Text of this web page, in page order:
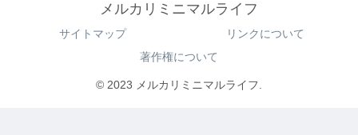
メルカリミニマルライフ
サイトマップ
リンクについて
著作権について
© 2023 メルカリミニマルライフ.